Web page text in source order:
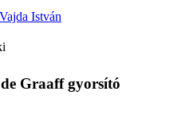
Vajda István
Graaff gyorsító